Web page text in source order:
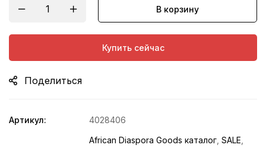
В корзину
Купить сейчас
Поделиться
Артикул:
4028406
African Diaspora Goods каталог SALE